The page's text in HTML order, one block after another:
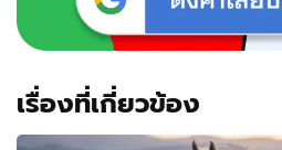
เรื่องที่เกี่ยวข้อง